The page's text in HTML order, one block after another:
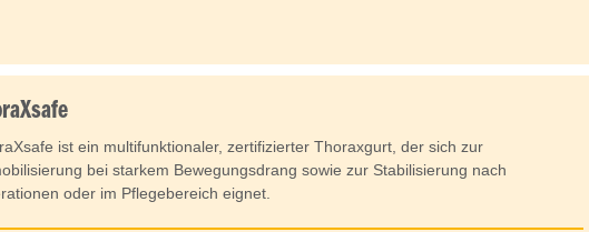
ist ein multifunktionaler, zertifizierter Thoraxgurt, der sich zur
bei starkem Bewegungsdrang sowie zur Stabilisierung nach
oder im Pflegebereich eignet.